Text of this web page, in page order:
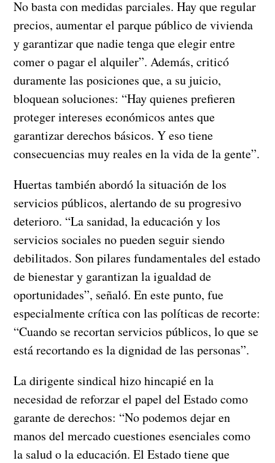
No basta con medidas parciales. Hay que regular
precios, aumentar el parque público de vivienda
y garantizar que nadie tenga que elegir entre
comer o pagar el alquiler”. Además, criticó
duramente las posiciones que, a su juicio,
bloquean soluciones: “Hay quienes prefieren
proteger intereses económicos antes que
garantizar derechos básicos. Y eso tiene
consecuencias muy reales en la vida de la gente”.
Huertas también abordó la situación de los
servicios públicos, alertando de su progresivo
deterioro. “La sanidad, la educación y los
servicios sociales no pueden seguir siendo
debilitados. Son pilares fundamentales del estado
de bienestar y garantizan la igualdad de
oportunidades”, señaló. En este punto, fue
especialmente crítica con las políticas de recorte:
“Cuando se recortan servicios públicos, lo que se
está recortando es la dignidad de las personas”.
La dirigente sindical hizo hincapié en la
necesidad de reforzar el papel del Estado como
garante de derechos: “No podemos dejar en
manos del mercado cuestiones esenciales como
la salud o la educación. El Estado tiene que